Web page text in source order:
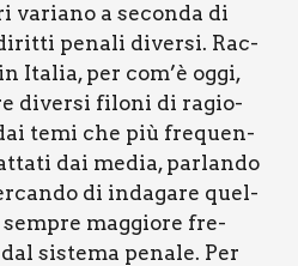
varia­no a secon­da di
pena­li diver­si. Rac­
Ita­lia, per com’è oggi,
diver­si filo­ni di ragio­
temi che più fre­quen­
dai media, par­lan­do
di inda­ga­re quel­
sem­pre mag­gio­re fre­
siste­ma pena­le. Per